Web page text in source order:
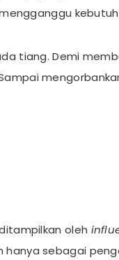
tiang. Demi
oleh
sebagai